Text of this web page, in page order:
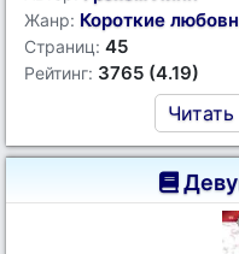
Жанр: Короткие
Страниц: 45
Рейтинг: 3765 (4.19)
Читать